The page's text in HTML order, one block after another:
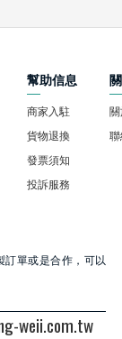
幫助信息
商家入駐
貨物退換
發票須知
投訴服務
訂單或是合作，可以
weii.com.tw